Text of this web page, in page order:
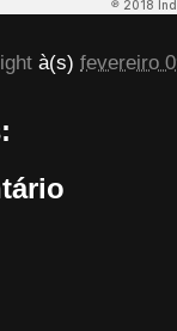
à(s) fevereiro